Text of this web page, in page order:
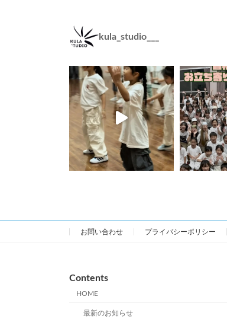
kula_studio___
お問い合わせ プライバシーポリシー
Contents
HOME
最新のお知らせ